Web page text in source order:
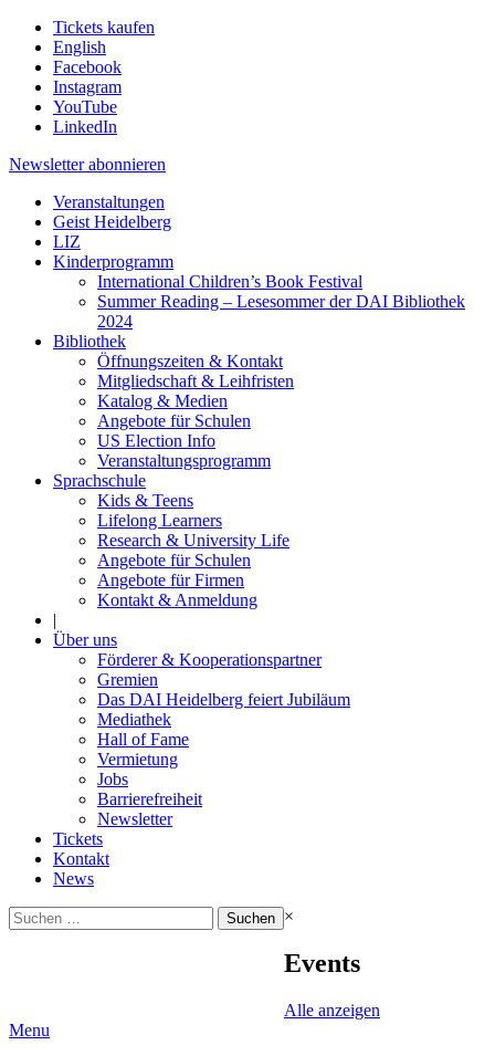
Tickets kaufen
English
Facebook
Instagram
YouTube
LinkedIn
Newsletter abonnieren
Veranstaltungen
Geist Heidelberg
LIZ
Kinderprogramm
International Children’s Book Festival
Summer Reading – Lesesommer der DAI Bibliothek
2024
Bibliothek
Öffnungszeiten & Kontakt
Mitgliedschaft & Leihfristen
Katalog & Medien
Angebote für Schulen
US Election Info
Veranstaltungsprogramm
Sprachschule
Kids & Teens
Lifelong Learners
Research & University Life
Angebote für Schulen
Angebote für Firmen
Kontakt & Anmeldung
|
Über uns
Förderer & Kooperationspartner
Gremien
Das DAI Heidelberg feiert Jubiläum
Mediathek
Hall of Fame
Vermietung
Jobs
Barrierefreiheit
Newsletter
Tickets
Kontakt
News
Suchen
nach:
×
Events
Alle anzeigen
Menu